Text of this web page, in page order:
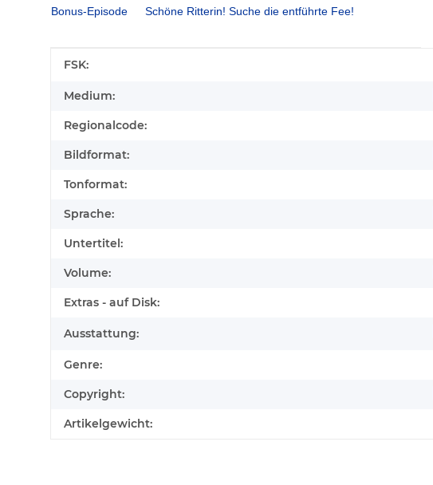
Bonus-Episode
Schöne Ritterin! Suche die entführte Fee!
Produkteigenschaft
Wert
FSK:
Medium:
Regionalcode:
Bildformat:
Tonformat:
Sprache:
Untertitel:
Volume:
Extras - auf Disk:
Ausstattung:
Genre:
Copyright:
Artikelgewicht: